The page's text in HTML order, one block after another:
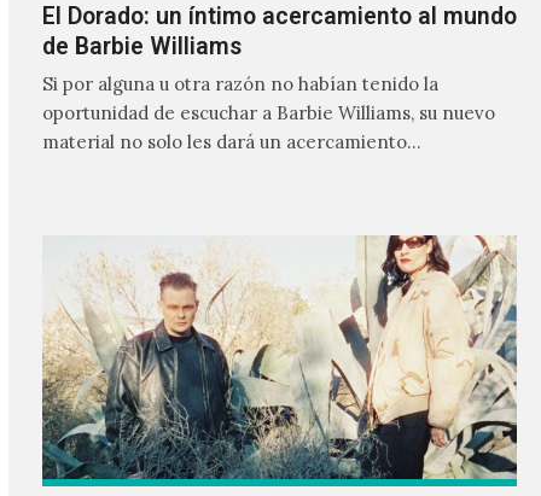
El Dorado: un íntimo acercamiento al mundo
de Barbie Williams
Si por alguna u otra razón no habían tenido la
oportunidad de escuchar a Barbie Williams, su nuevo
material no solo les dará un acercamiento…